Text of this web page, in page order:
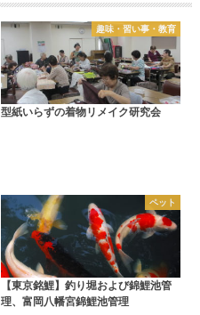
趣味・習い事・教育
型紙いらずの着物リメイク研究会
ペット
【東京銘鯉】釣り堀および錦鯉池管
理、富岡八幡宮錦鯉池管理